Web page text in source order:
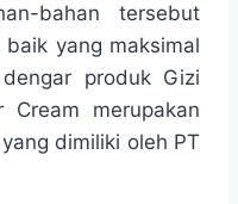
bahan tersebut
yang maksimal
produk Gizi
Cream merupakan
dimiliki oleh PT